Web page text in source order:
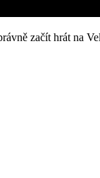
začít hrát na